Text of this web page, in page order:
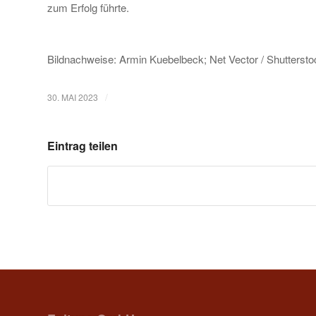
zum Erfolg führte.
Bildnachweise: Armin Kuebelbeck; Net Vector /
30. MAI 2023 /
Eintrag teilen